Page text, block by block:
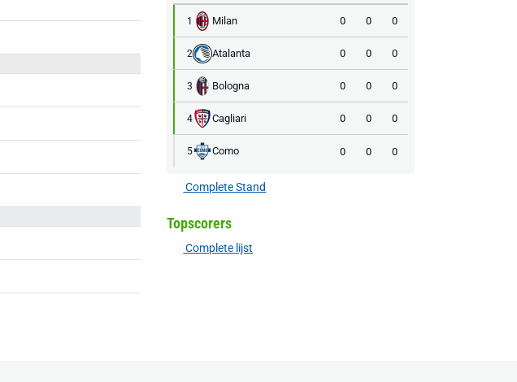
1 Milan 0 0 0
2 Atalanta 0 0 0
3 Bologna 0 0 0
4 Cagliari 0 0 0
5 Como 0 0 0
Complete Stand
Topscorers
Complete lijst